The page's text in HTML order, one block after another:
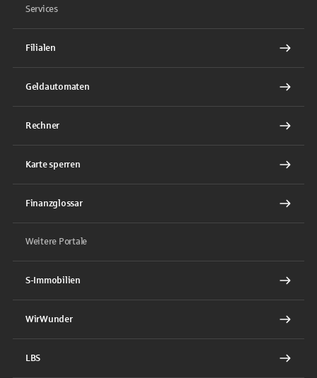
Services
Filialen
Geldautomaten
Rechner
Karte sperren
Finanzglossar
Weitere Portale
S-Immobilien
WirWunder
LBS